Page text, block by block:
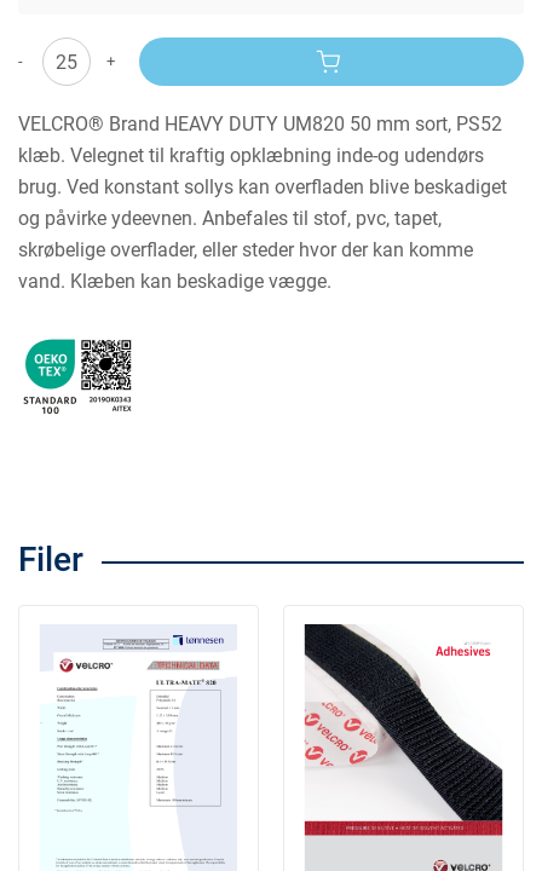
- +
VELCRO® Brand HEAVY DUTY UM820 50 mm sort, PS52
klæb. Velegnet til kraftig opklæbning inde-og udendørs
brug. Ved konstant sollys kan overfladen blive beskadiget
og påvirke ydeevnen. Anbefales til stof, pvc, tapet,
skrøbelige overflader, eller steder hvor der kan komme
vand. Klæben kan beskadige vægge.
Filer